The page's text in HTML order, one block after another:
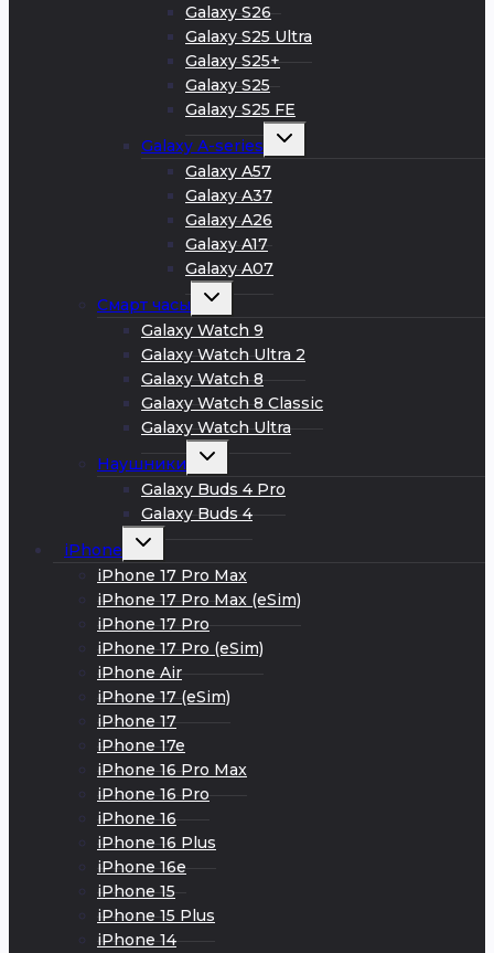
Galaxy S26
Galaxy S25 Ultra
Galaxy S25+
Galaxy S25
Galaxy S25 FE
Galaxy A-series
Развернуть
меню
Galaxy A57
Galaxy A37
Galaxy A26
Galaxy A17
Galaxy A07
Смарт часы
Развернуть
меню
Galaxy Watch 9
Galaxy Watch Ultra 2
Galaxy Watch 8
Galaxy Watch 8 Classic
Galaxy Watch Ultra
Наушники
Развернуть
меню
Galaxy Buds 4 Pro
Galaxy Buds 4
iPhone
Развернуть
меню
iPhone 17 Pro Max
iPhone 17 Pro Max (eSim)
iPhone 17 Pro
iPhone 17 Pro (eSim)
iPhone Air
iPhone 17 (eSim)
iPhone 17
iPhone 17e
iPhone 16 Pro Max
iPhone 16 Pro
iPhone 16
iPhone 16 Plus
iPhone 16e
iPhone 15
iPhone 15 Plus
iPhone 14